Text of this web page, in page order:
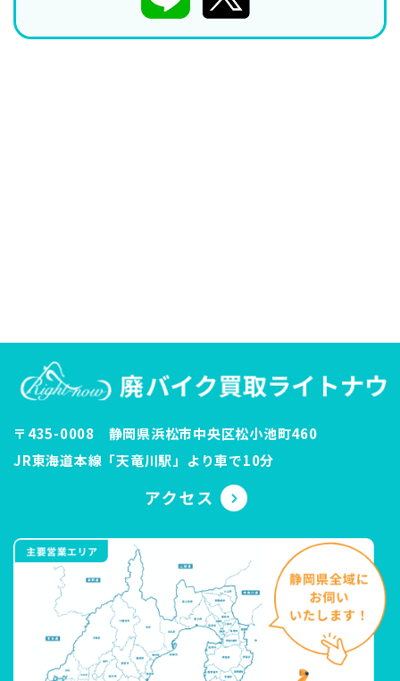
〒435-0008 静岡県浜松市中央区松小池町460
JR東海道本線「天竜川駅」より車で10分